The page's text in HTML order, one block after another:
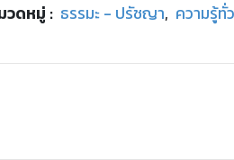
วดหมู่ : ธรรมะ - ปรัชญา, ความรู้ทั่